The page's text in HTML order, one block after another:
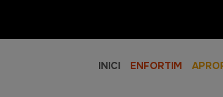
INICI ENFORTIM